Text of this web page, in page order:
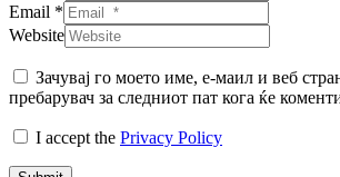
Email *
Website
Зачувај го моето име, е-маил и веб
пребарувач за следниот пат кога ќе
I accept the Privacy Policy